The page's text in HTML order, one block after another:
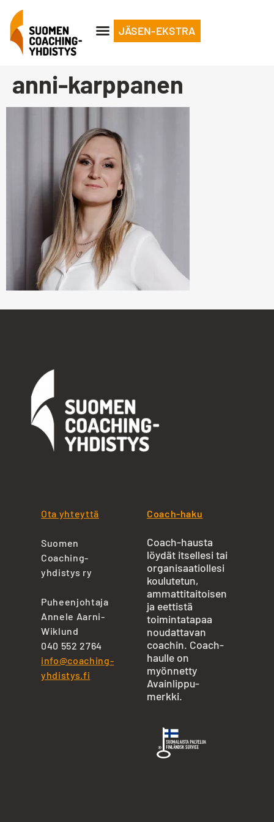
JÄSEN-EKSTRA
anni-karppanen
Ota yhteyttä
Suomen
Coaching-
yhdistys ry
Puheenjohtaja
Annele Aarni-
Wiklund
040 552 2764
info@coaching-
yhdistys.fi
Coach-haku
Coach-hausta
löydät itsellesi tai
organisaatiollesi
koulutetun,
ammattitaitoisen
ja eettistä
toimintatapaa
noudattavan
coachin. Coach-
haulle on
myönnetty
Avainlippu-
merkki.